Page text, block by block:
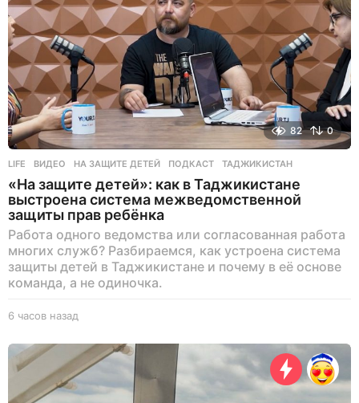
82 0
LIFE ВИДЕО ,НА ЗАЩИТЕ ДЕТЕЙ ,ПОДКАСТ ,ТАДЖИКИСТАН
«На защите детей»: как в Таджикистане
выстроена система межведомственной
защиты прав ребёнка
Работа одного ведомства или согласованная работа
многих служб? Разбираемся, как устроена система
защиты детей в Таджикистане и почему в её основе
команда, а не одиночка.
6 часов назад
а
о
в